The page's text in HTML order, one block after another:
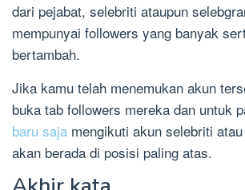
dari pejabat, selebriti ataupun
mempunyai followers yang banyak
bertambah.
Jika kamu telah menemukan akun
buka tab followers mereka dan untuk
baru saja mengikuti akun selebriti
akan berada di posisi paling atas.